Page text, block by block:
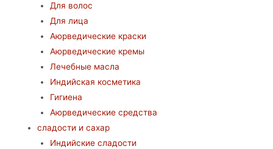
Для волос
Для лица
Аюрведические краски
Аюрведические кремы
Лечебные масла
Индийская косметика
Гигиена
Аюрведические средства
сладости и сахар
Индийские сладости